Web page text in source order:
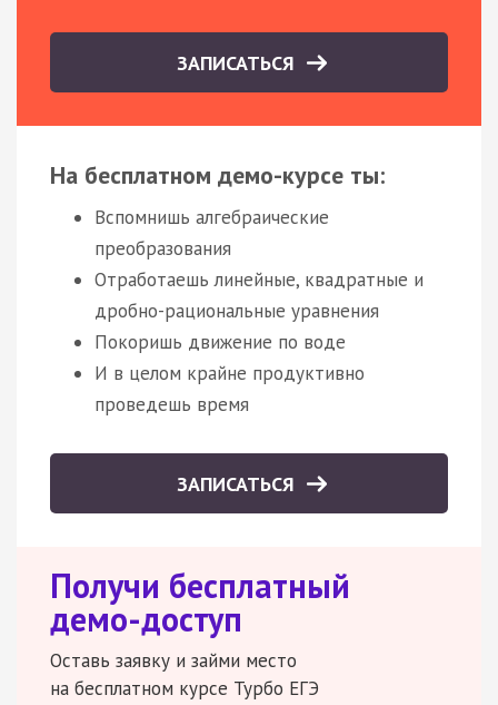
ЗАПИСАТЬСЯ
На бесплатном демо-курсе ты:
Вспомнишь алгебраические
преобразования
Отработаешь линейные, квадратные и
дробно-рациональные уравнения
Покоришь движение по воде
И в целом крайне продуктивно
проведешь время
ЗАПИСАТЬСЯ
Получи бесплатный
демо-доступ
Оставь заявку и займи место
на бесплатном курсе Турбо ЕГЭ